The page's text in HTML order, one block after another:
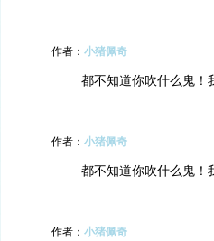
作者： 小猪佩奇
都不知道你吹什么鬼！
作者： 小猪佩奇
都不知道你吹什么鬼！
作者： 小猪佩奇